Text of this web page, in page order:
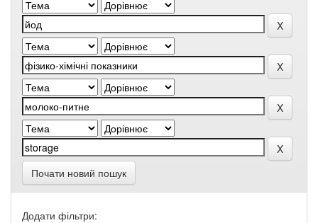
Почати новий пошук
Додати фільтри: